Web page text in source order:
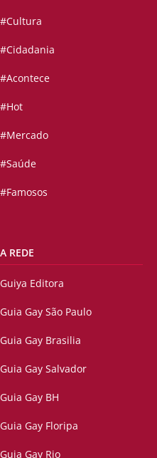
#Cultura
#Cidadania
#Acontece
#Hot
#Mercado
#Saúde
#Famosos
A REDE
Guiya Editora
Guia Gay São Paulo
Guia Gay Brasilia
Guia Gay Salvador
Guia Gay BH
Guia Gay Floripa
Guia Gay Rio